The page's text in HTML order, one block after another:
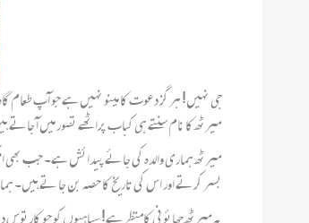
جی نہیں! ہر گز دعوت کا مینو نہیں ہے جو آپ
میرٹھ کا نام سنتے ہی کباب پراٹھے تصور میں آ
میرٹھ ہماری والدہ کی جائے پیدائش ہے۔ جب بھی
بسر کرتے اور اس کی تاریخ کا حصہ بن جا تے ہیں۔ ہمارے لیے خصو صا اہم ہے کہ 1857 ء کی جنگ آزادی جو دراصل تحریک